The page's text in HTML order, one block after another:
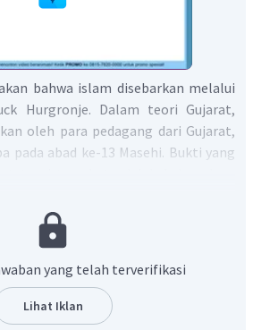
bahwa islam disebarkan melalui
Hurgronje. Dalam teori Gujarat,
oleh para pedagang dari Gujarat,
pada abad ke-13 Masehi. Bukti yang
penduduk beragama Islam di Perlak
yang telah terverifikasi
Lihat Iklan